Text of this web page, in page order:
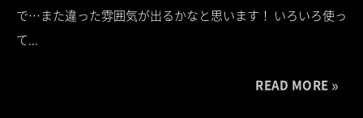
で…また違った雰囲気が出るかなと思います！ いろいろ使っ
て...
READ MORE